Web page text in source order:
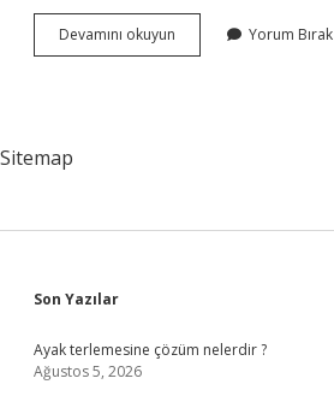
Devamını okuyun Kuyumcular
Altın
Yorum Bırak
Sitemap
Sidebar
Son Yazılar
Ayak terlemesine çözüm nelerdir ?
Ağustos 5, 2026